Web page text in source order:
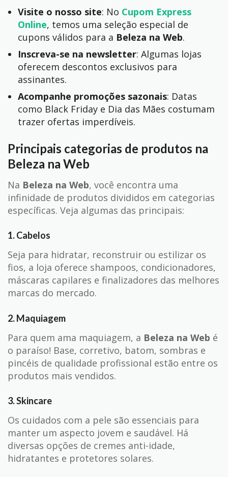
Visite o nosso site: No Cupom Express
Online, temos uma seleção especial de
cupons válidos para a Beleza na Web.
Inscreva-se na newsletter: Algumas lojas
oferecem descontos exclusivos para
assinantes.
Acompanhe promoções sazonais: Datas
como Black Friday e Dia das Mães costumam
trazer ofertas imperdíveis.
Principais categorias de produtos na
Beleza na Web
Na Beleza na Web, você encontra uma
infinidade de produtos divididos em categorias
específicas. Veja algumas das principais:
1.Cabelos
Seja para hidratar, reconstruir ou estilizar os
fios, a loja oferece shampoos, condicionadores,
máscaras capilares e finalizadores das melhores
marcas do mercado.
2. Maquiagem
Para quem ama maquiagem, a Beleza na Web é
o paraíso! Base, corretivo, batom, sombras e
pincéis de qualidade profissional estão entre os
produtos mais vendidos.
3. Skincare
Os cuidados com a pele são essenciais para
manter um aspecto jovem e saudável. Há
diversas opções de cremes anti-idade,
hidratantes e protetores solares.